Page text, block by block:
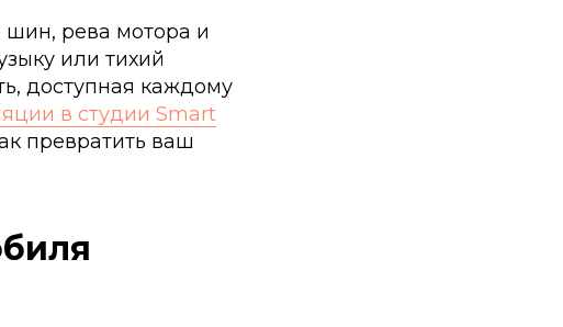
шин, рева мотора и
или тихий
доступная каждому
в студии Smart
превратить ваш